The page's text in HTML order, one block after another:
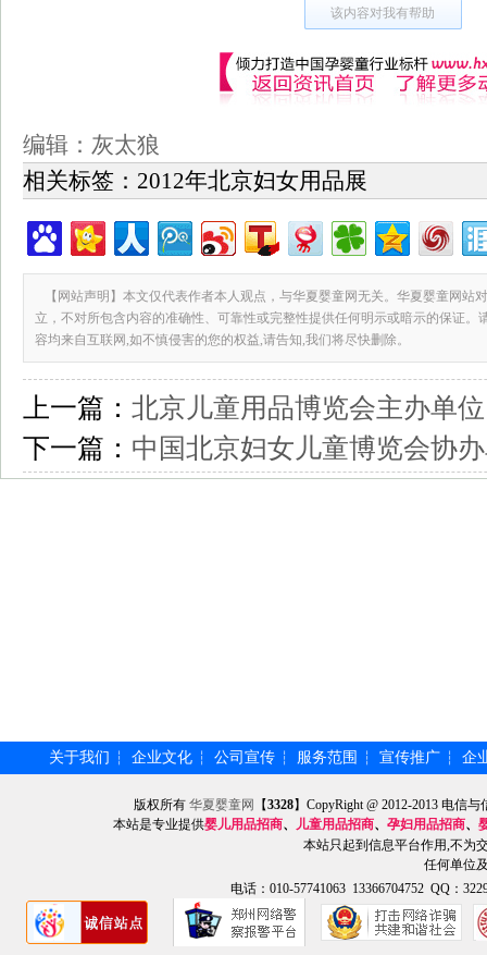
该内容对我有帮助
编辑：灰太狼
相关标签： 2012年北京妇女用品展
【网站声明】本文仅代表作者本人观点，与华夏婴童网无关。华夏婴童网站
立，不对所包含内容的准确性、可靠性或完整性提供任何明示或暗示的保证。
容均来自互联网,如不慎侵害的您的权益,请告知,我们将尽快删除。
上一篇： 北京儿童用品博览会主办单位
下一篇： 中国北京妇女儿童博览会协
关于我们 ┆ 企业文化 ┆ 公司宣传 ┆ 服务范围 ┆ 宣传推广 ┆ 企
版权所有华夏婴童网 【3328】CopyRight @ 2012-2013 电信
本站是专业提供婴儿用品招商、 儿童用品招商、 孕妇用品招商、
本站只起到信息平台作用,不为
任何单位
电话：010-57741063 13366704752 QQ：